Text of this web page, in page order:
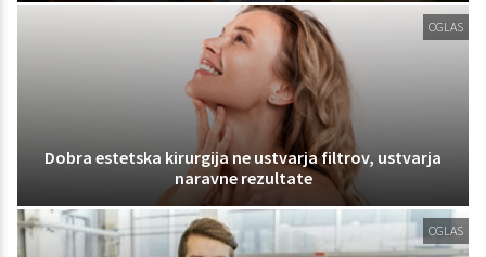
OGLAS
Dobra estetska kirurgija ne ustvarja filtrov, ustvarja
naravne rezultate
OGLAS